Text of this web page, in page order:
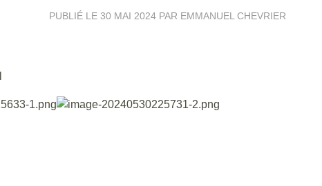
PUBLIÉ LE 30 MAI 2024PAR EMMANUEL CHEVRIER